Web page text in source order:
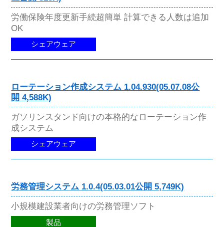
労働保険年度更新手続超簡単 計算できる人数は追加
OK
シェアウェア
ローテーション作成システム 1.04.930(05.07.08公
開 4,588K)
ガソリンスタンド向けの本格的なローテーション作
成システム
シェアウェア
労務管理システム 1.0.4(05.03.01公開 5,749K)
小規模建設業者向けの労務管理ソフト
製品